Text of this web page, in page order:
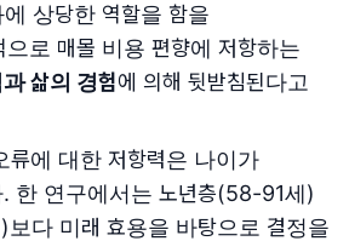
상당한 역할을 함을
로 매몰 비용 편향에 저항하는
삶의 경험에 의해 뒷받침된다고
류에 대한 저항력은 나이가
한 연구에서는 노년층(58-91세)
다 미래 효용을 바탕으로 결정을